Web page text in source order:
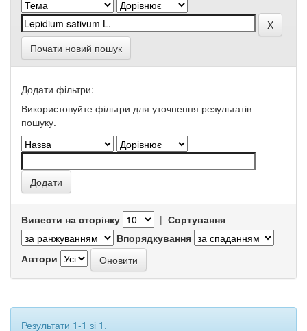
Почати новий пошук
Додати фільтри:
Використовуйте фільтри для уточнення результатів
пошуку.
Вивести на сторінку | Сортування
Впорядкування
Автори
Результати 1-1 зі 1.